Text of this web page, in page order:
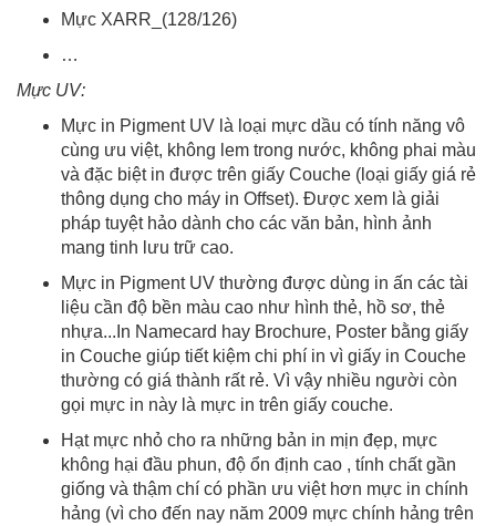
Mực XARR_(128/126)
…
Mực UV:
Mực in Pigment UV là loại mực dầu có tính năng vô
cùng ưu việt, không lem trong nước, không phai màu
và đặc biệt in được trên giấy Couche (loại giấy giá rẻ
thông dụng cho máy in Offset). Được xem là giải
pháp tuyệt hảo dành cho các văn bản, hình ảnh
mang tinh lưu trữ cao.
Mực in Pigment UV thường được dùng in ấn các tài
liệu cần độ bền màu cao như hình thẻ, hồ sơ, thẻ
nhựa...In Namecard hay Brochure, Poster bằng giấy
in Couche giúp tiết kiệm chi phí in vì giấy in Couche
thường có giá thành rất rẻ. Vì vậy nhiều người còn
gọi mực in này là mực in trên giấy couche.
Hạt mực nhỏ cho ra những bản in mịn đẹp, mực
không hại đầu phun, độ ổn định cao , tính chất gần
giống và thậm chí có phần ưu việt hơn mực in chính
hảng (vì cho đến nay năm 2009 mực chính hảng trên